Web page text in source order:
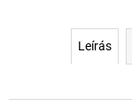
Leírás